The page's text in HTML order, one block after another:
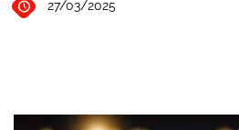
27/03/2025